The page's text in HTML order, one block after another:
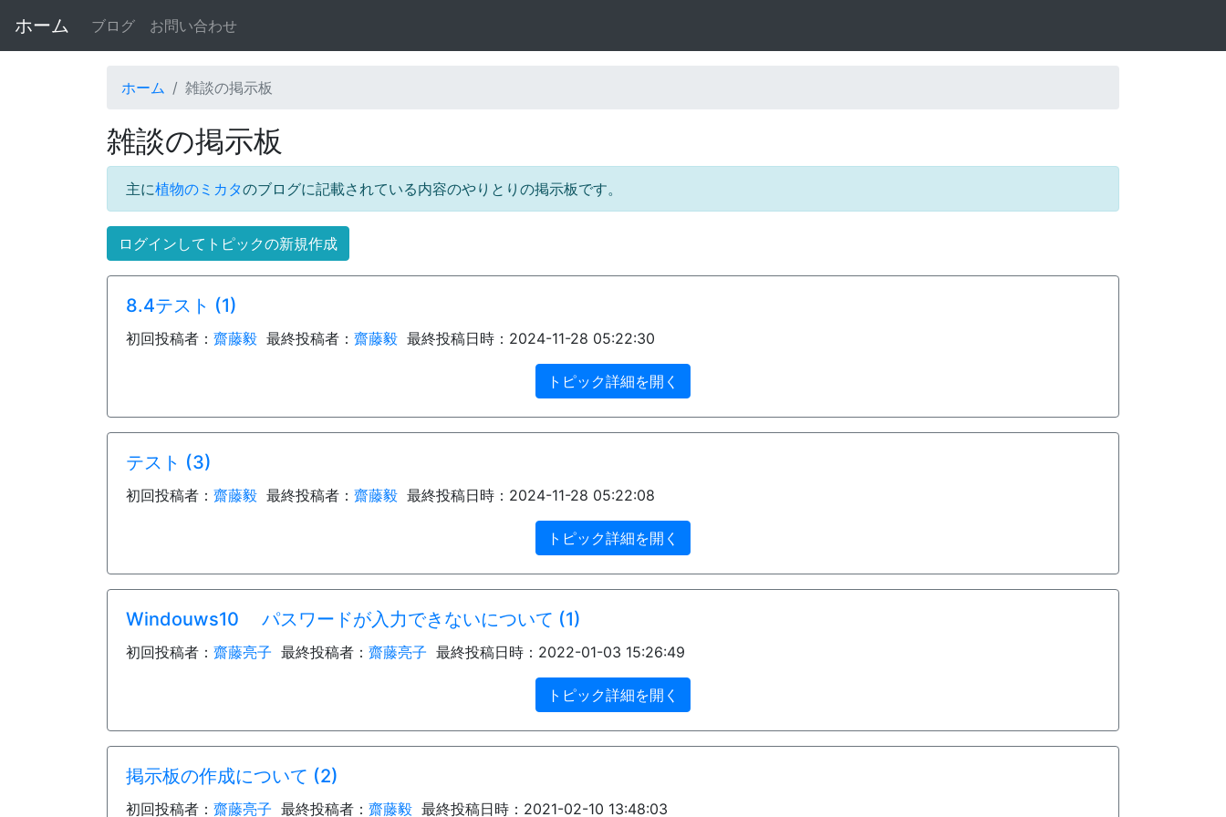
ホーム ブログ お問い合わせ
ホーム 雑談の掲示板
雑談の掲示板
主に植物のミカタのブログに記載されている内容のやりとりの掲示板です。
ログインしてトピックの新規作成
8.4テスト (1)
初回投稿者： 齋藤毅 最終投稿者： 齋藤毅 最終投稿日時：2024-11-28 05:22:30
トピック詳細を開く
テスト (3)
初回投稿者： 齋藤毅 最終投稿者： 齋藤毅 最終投稿日時：2024-11-28 05:22:08
トピック詳細を開く
Windouws10 パスワードが入力できないについて (1)
初回投稿者： 齋藤亮子 最終投稿者： 齋藤亮子 最終投稿日時：2022-01-03 15:26:49
トピック詳細を開く
掲示板の作成について (2)
初回投稿者： 齋藤亮子 最終投稿者： 齋藤毅 最終投稿日時：2021-02-10 13:48:03